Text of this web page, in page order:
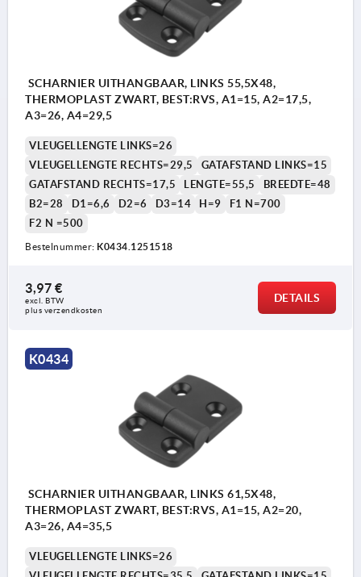
SCHARNIER UITHANGBAAR, LINKS 55,5X48,
THERMOPLAST ZWART, BEST:RVS, A1=15, A2=17,5,
A3=26, A4=29,5
VLEUGELLENGTE LINKS=26
VLEUGELLENGTE RECHTS=29,5
GATAFSTAND LINKS=15
GATAFSTAND RECHTS=17,5
LENGTE=55,5
BREEDTE=48
B2=28
D1=6,6 D2=6 D3=14 H=9
F1 N=700
F2 N =500
Bestelnummer: K0434.1251518
3,97 €
excl. BTW
plus verzendkosten
DETAILS
K0434
SCHARNIER UITHANGBAAR, LINKS 61,5X48,
THERMOPLAST ZWART, BEST:RVS, A1=15, A2=20,
A3=26, A4=35,5
VLEUGELLENGTE LINKS=26